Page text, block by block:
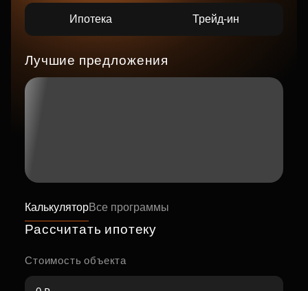
Ипотека Трейд-ин
Лучшие предложения
КалькуляторВсе программы
Рассчитать ипотеку
Стоимость объекта